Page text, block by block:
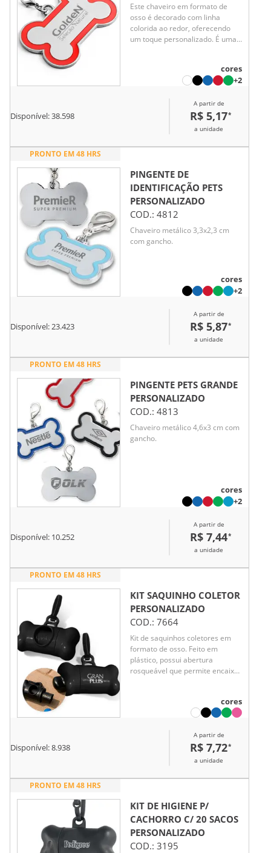
Este chaveiro em formato de
osso é decorado com linha
colorida ao redor, oferecendo
um toque personalizado. É uma
estimação, além de ser fácil de
prender à coleira, garantindo
dia a dia do seu pet.
cores
+2
Disponível:38.598
A partir de
R$ 5,17*
a unidade
PRONTO EM 48 HRS
PINGENTE DE
IDENTIFICAÇÃO PETS
PERSONALIZADO
COD.: 4812
Chaveiro metálico 3,3x2,3 cm
com gancho.
cores
+2
Disponível:23.423
A partir de
R$ 5,87*
a unidade
PRONTO EM 48 HRS
PINGENTE PETS GRANDE
PERSONALIZADO
COD.: 4813
Chaveiro metálico 4,6x3 cm com
gancho.
cores
+2
Disponível: 10.252
A partir de
R$ 7,44*
a unidade
PRONTO EM 48 HRS
KIT SAQUINHO COLETOR
PERSONALIZADO
COD.: 7664
Kit de saquinhos coletores em
formato de osso. Feito em
plástico, possui abertura
rosqueável que permite encaixar
plástico e refil de saquinhos.
cores
Disponível:8.938
A partir de
R$ 7,72*
a unidade
PRONTO EM 48 HRS
KIT DE HIGIENE P/
CACHORRO C/ 20 SACOS
PERSONALIZADO
COD.: 3195